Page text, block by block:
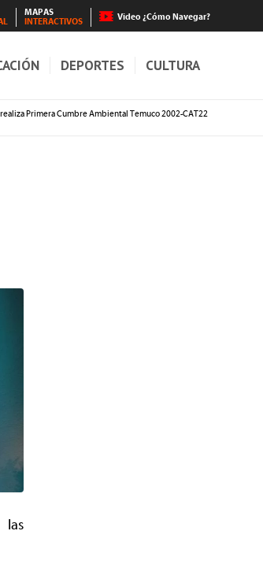
MAPAS
INTERACTIVOS
Video ¿Cómo Navegar?
DEPORTES CULTURA
Primera Cumbre Ambiental Temuco 2002-CAT22
las